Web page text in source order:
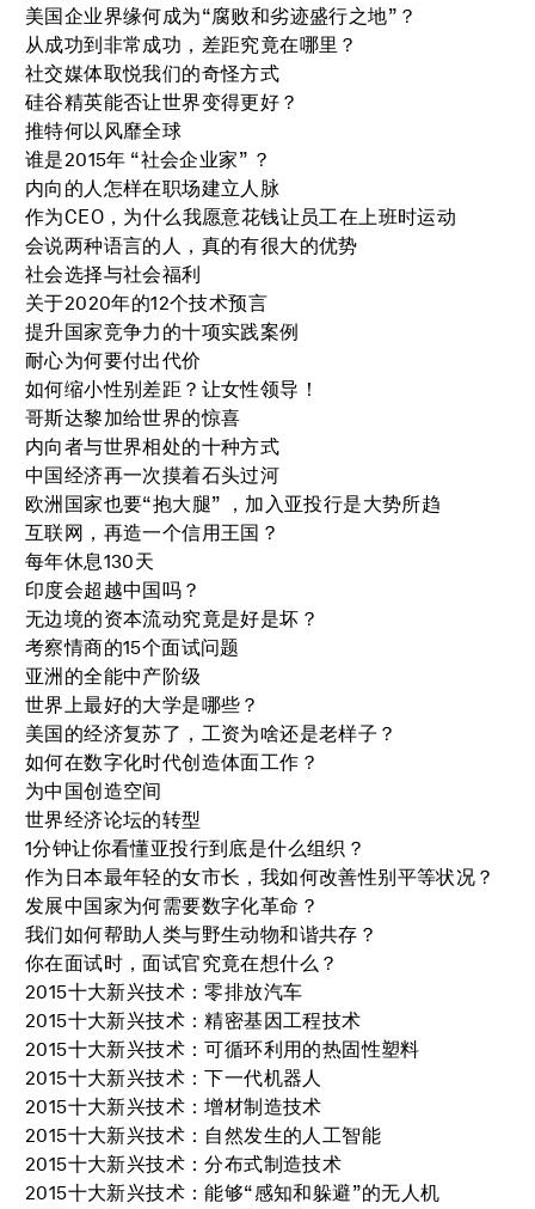
美国企业界缘何成为“腐败和劣迹盛行之地”？
从成功到非常成功，差距究竟在哪里？
社交媒体取悦我们的奇怪方式
硅谷精英能否让世界变得更好？
推特何以风靡全球
谁是2015年 “社会企业家” ？
内向的人怎样在职场建立人脉
作为CEO，为什么我愿意花钱让员工在上班时运动
会说两种语言的人，真的有很大的优势
社会选择与社会福利
关于2020年的12个技术预言
提升国家竞争力的十项实践案例
耐心为何要付出代价
如何缩小性别差距？让女性领导！
哥斯达黎加给世界的惊喜
内向者与世界相处的十种方式
中国经济再一次摸着石头过河
欧洲国家也要“抱大腿” ，加入亚投行是大势所趋
互联网，再造一个信用王国？
每年休息130天
印度会超越中国吗？
无边境的资本流动究竟是好是坏？
考察情商的15个面试问题
亚洲的全能中产阶级
世界上最好的大学是哪些？
美国的经济复苏了，工资为啥还是老样子？
如何在数字化时代创造体面工作？
为中国创造空间
世界经济论坛的转型
1分钟让你看懂亚投行到底是什么组织？
作为日本最年轻的女市长，我如何改善性别平等状况？
发展中国家为何需要数字化革命？
我们如何帮助人类与野生动物和谐共存？
你在面试时，面试官究竟在想什么？
2015十大新兴技术：零排放汽车
2015十大新兴技术：精密基因工程技术
2015十大新兴技术：可循环利用的热固性塑料
2015十大新兴技术：下一代机器人
2015十大新兴技术：增材制造技术
2015十大新兴技术：自然发生的人工智能
2015十大新兴技术：分布式制造技术
2015十大新兴技术：能够“感知和躲避”的无人机